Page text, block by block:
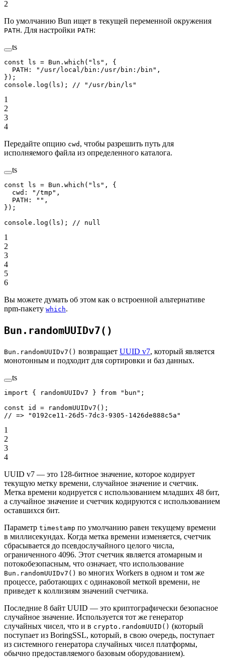
2
По умолчанию Bun ищет в текущей переменной окружения
PATH. Для настройки PATH:
ts
const ls = Bun. which ( "ls" , {
  PATH:
"/usr/local/bin:/usr/bin:/bin" ,
});
console. log (ls); // "/usr/bin/ls"
1
2
3
4
Передайте опцию cwd , чтобы разрешить путь для
исполняемого файла из определенного каталога.
ts
const ls = Bun. which ( "ls" , {
  cwd:
"/tmp" ,
  PATH:
"" ,
});
console. log (ls); // null
1
2
3
4
5
6
Вы можете думать об этом как о встроенной альтернативе
npm-пакету which.
Bun.randomUUIDv7()
Bun.randomUUIDv7() возвращает UUID v7, который является
монотонным и подходит для сортировки и баз данных.
ts
import { randomUUIDv7 } from "bun" ;
const id = randomUUIDv7 ();
// => "0192ce11-26d5-7dc3-9305-1426de888c5a"
1
2
3
4
UUID v7 — это 128-битное значение, которое кодирует
текущую метку времени, случайное значение и счетчик.
Метка времени кодируется с использованием младших 48 бит,
а случайное значение и счетчик кодируются с использованием
оставшихся бит.
Параметр timestamp по умолчанию равен текущему времени
в миллисекундах. Когда метка времени изменяется, счетчик
сбрасывается до псевдослучайного целого числа,
ограниченного 4096. Этот счетчик является атомарным и
потокобезопасным, что означает, что использование
Bun.randomUUIDv7() во многих Workers в одном и том же
процессе, работающих с одинаковой меткой времени, не
приведет к коллизиям значений счетчика.
Последние 8 байт UUID — это криптографически безопасное
случайное значение. Используется тот же генератор
случайных чисел, что и в crypto.randomUUID() (который
поступает из BoringSSL, который, в свою очередь, поступает
из системного генератора случайных чисел платформы,
обычно предоставляемого базовым оборудованием).